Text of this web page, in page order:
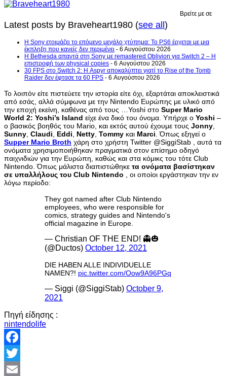
Βρείτε με σε
Latest posts by Braveheart1980 (see all)
Η Sony ετοιμάζει το επόμενο μεγάλο χτύπημα: Το PS6 έρχεται με μια
έκπληξη που κανείς δεν περιμένει - 6 Αυγούστου 2026
Η Bethesda απαντά στη Sony με remastered Oblivion για Switch 2 – Η
επιστροφή των physical copies - 6 Αυγούστου 2026
30 FPS στο Switch 2: Η Aspyr αποκαλύπτει γιατί το Rise of the Tomb
Raider δεν έφτασε τα 60 FPS - 6 Αυγούστου 2026
Το λοιπόν είτε πιστεύετε την ιστορία είτε όχι, εξαρτάται αποκλειστικά
από εσάς, αλλά σύμφωνα με την Nintendo Ευρώπης με υλικό από
την εποχή εκείνη, καθένας από τους …Yoshi στο Super Mario
World 2: Yoshi’s Island είχε ένα δικό του όνομα. Υπήρχε ο Yoshi –
ο βασικός βοηθός του Mario, και εκτός αυτού έχουμε τους Jonny
Sunny Claudi Eddi Netty Tommy και Marci . Όπως εξηγεί ο
Supper Mario Broth χάρη στο χρήστη Twitter @SiggiStab , αυτά τα
ονόματα χρησιμοποιήθηκαν πραγματικά στον επίσημο οδηγό
παιχνιδιών για την Ευρώπη, καθώς και στα κόμικς του τότε Club
Nintendo. Όπως μάλιστα διαπιστώθηκε τα ονόματα βασίστηκαν
σε υπαλλήλους του Club Nintendo , οι οποίοι εργάστηκαν την εν
λόγω περίοδο:
They got named after Club Nintendo
employees, who were responsible for
comics, strategy guides and Nintendo's
official magazine in Europe.
— Christian OF THE END! 👻🎃
(@Ductos) October 12, 2021
DIE HABEN ALLE INDIVIDUELLE
NAMEN?! pic.twitter.com/Oow9A96PGq
— Siggi (@SiggiStab) October 9,
2021
Πηγή είδησης :
nintendolife
Facebook
Twitter